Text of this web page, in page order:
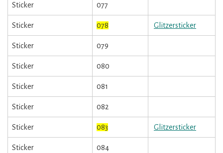
Sticker 077
Sticker 078 Glitzersticker
Sticker 079
Sticker 080
Sticker 081
Sticker 082
Sticker 083 Glitzersticker
Sticker 084